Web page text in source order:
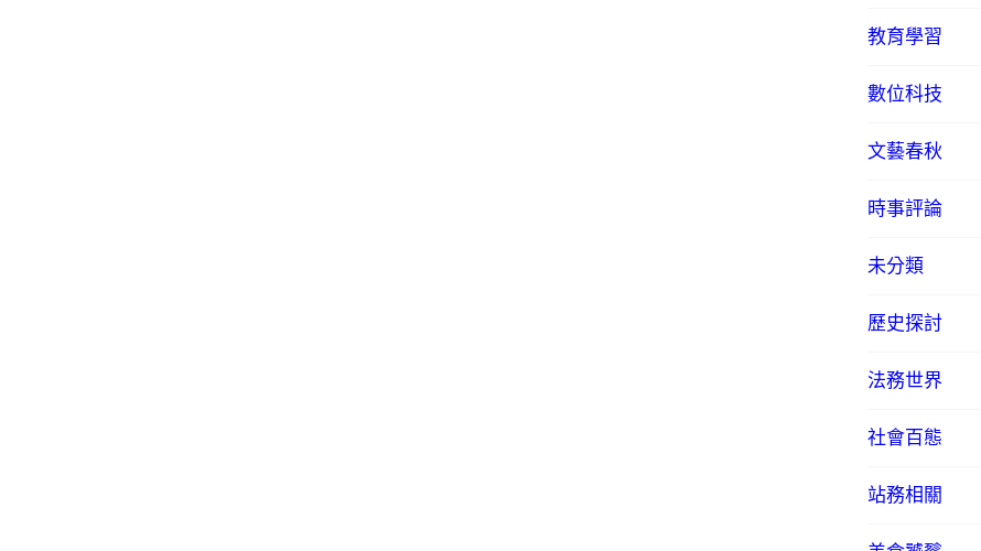
教育學習
數位科技
文藝春秋
時事評論
未分類
歷史探討
法務世界
社會百態
站務相關